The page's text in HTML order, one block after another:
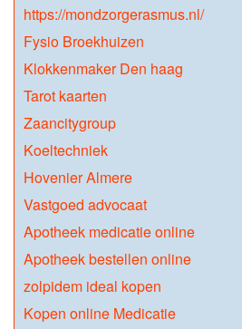
https://mondzorgerasmus.nl/
Fysio Broekhuizen
Klokkenmaker Den haag
Tarot kaarten
Zaancitygroup
Koeltechniek
Hovenier Almere
Vastgoed advocaat
Apotheek medicatie online
Apotheek bestellen online
zolpidem ideal kopen
Kopen online Medicatie